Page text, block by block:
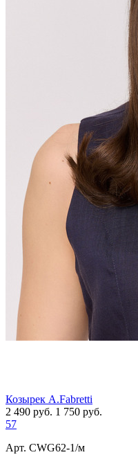
Козырек A.Fabretti
2 490 руб. 1 750 руб.
57
Арт. СWG62-1/м